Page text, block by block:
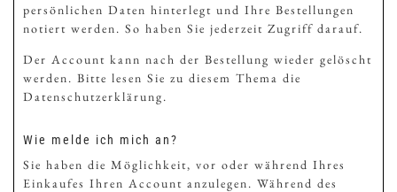
persönlichen Daten hinterlegt und Ihre Bestellungen
notiert werden. So haben Sie jederzeit Zugriff darauf.
Der Account kann nach der Bestellung wieder gelöscht
werden. Bitte lesen Sie zu diesem Thema die
Datenschutzerklärung.
Wie melde ich mich an?
Sie haben die Möglichkeit, vor oder während Ihres
Einkaufes Ihren Account anzulegen. Während des